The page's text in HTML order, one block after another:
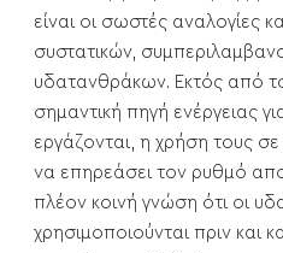
είναι οι σωστές αναλογίες
συστατικών,
υδατανθράκων. Εκτός από
σημαντική πηγή ενέργειας
εργάζονται, η χρήση τους
να επηρεάσει τον ρυθμό
πλέον κοινή γνώση ότι οι
χρησιμοποιούνται πριν και